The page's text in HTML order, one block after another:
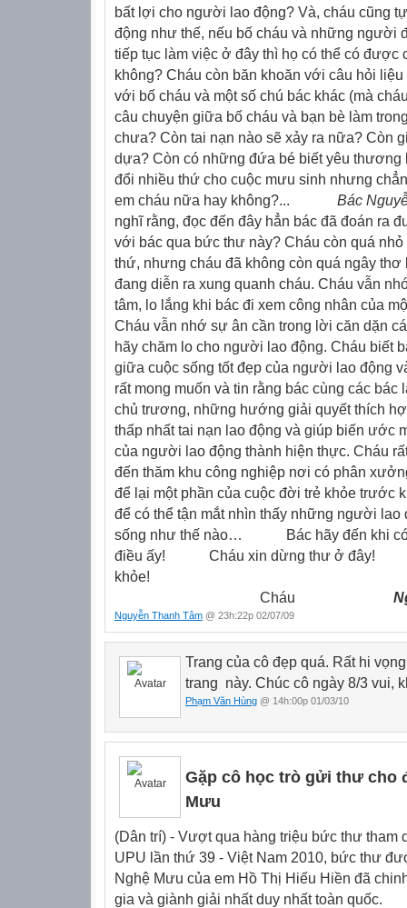
bất lợi cho người lao động? Và, cháu cũng
động như thế, nếu bố cháu và những người
tiếp tục làm việc ở đây thì họ có thể có được
không? Cháu còn băn khoăn với câu hỏi
với bố cháu và một số chú bác khác (mà
câu chuyện giữa bố cháu và bạn bè làm
chưa? Còn tai nạn nào sẽ xảy ra nữa? Còn
dựa? Còn có những đứa bé biết yêu thương
đổi nhiều thứ cho cuộc mưu sinh nhưng
em cháu nữa hay không?...
Bác
nghĩ rằng, đọc đến đây hẳn bác đã đoán ra
với bác qua bức thư này? Cháu còn quá
thứ, nhưng cháu đã không còn quá ngây thơ
đang diễn ra xung quanh cháu. Cháu vẫn
tâm, lo lắng khi bác đi xem công nhân của
Cháu vẫn nhớ sự ân cần trong lời căn dặn
hãy chăm lo cho người lao động. Cháu biết
giữa cuộc sống tốt đẹp của người lao động
rất mong muốn và tin rằng bác cùng các bác
chủ trương, những hướng giải quyết thích
thấp nhất tai nạn lao động và giúp biến ước
của người lao động thành hiện thực. Cháu
đến thăm khu công nghiệp nơi có phân
để lại một phần của cuộc đời trẻ khỏe trước
để có thể tận mắt nhìn thấy những người lao
sống như thế nào…
Bác hãy đến khi
điều ấy!
Cháu xin dừng thư ở đây!
khỏe!
Cháu
Nguyễn Thanh Tâm @ 23h:22p 02/07/09
Trang của cô đẹp quá. Rất hi
trang này. Chúc cô ngày 8/3 vui,
Phạm Văn Hùng @ 14h:00p 01/03/10
Gặp cô học trò gửi thư cho
Mưu
(Dân trí) - Vượt qua hàng triệu bức thư tham
UPU lần thứ 39 - Việt Nam 2010, bức thư
Nghệ Mưu của em Hồ Thị Hiếu Hiền đã
gia và giành giải nhất duy nhất toàn quốc.